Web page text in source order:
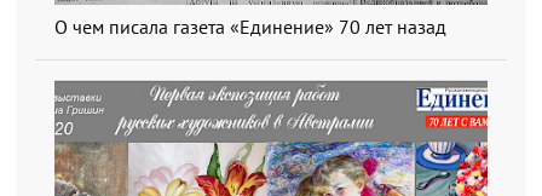
О чем писала газета «Единение» 70 лет назад